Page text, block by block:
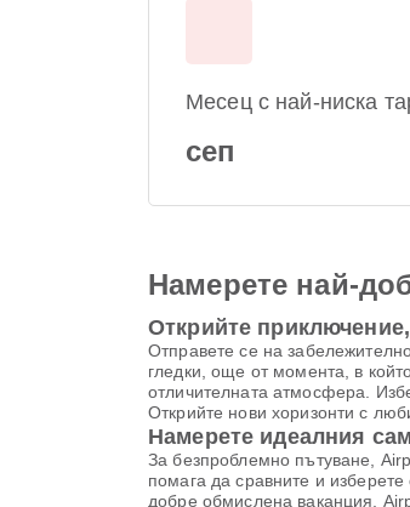
Месец с най-ниска
сеп
Намерете най-
Открийте
Отправете се на
гледки, още от момента, в
отличителната атмосфера.
Открийте нови хоризонти с
Намерете идеалния
За безпроблемно пътуване,
помага да сравните и
добре обмислена ваканция,